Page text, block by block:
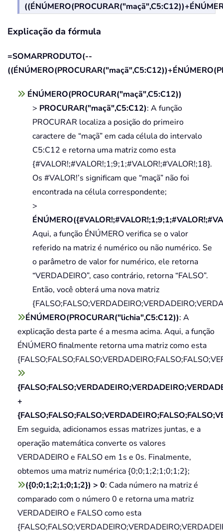
Explicação da fórmula
=SOMARPRODUTO(--
ÉNÚMERO(PROCURAR("maçã",C5:C12))
> PROCURAR("maçã",C5:C12): A função
PROCURAR localiza a posição do primeiro
caractere de “maçã” em cada célula do intervalo
C5:C12 e retorna uma matriz como esta
{#VALOR!;#VALOR!;1;9;1;#VALOR!;#VALOR!;18}.
Os #VALOR!’s significam que “maçã” não foi
encontrada na célula correspondente;
>
Aqui, a função ÉNÚMERO verifica se o valor
referido na matriz é numérico ou não numérico. Se
o parâmetro de valor for numérico, ele retorna
“VERDADEIRO”, caso contrário, retorna “FALSO”.
Então, você obterá uma nova matriz
ÉNÚMERO(PROCURAR("lichia",C5:C12)): A
explicação desta parte é a mesma acima. Aqui, a função
ÉNÚMERO finalmente retorna uma matriz como esta
+
Em seguida, adicionamos essas matrizes juntas, e a
operação matemática converte os valores
VERDADEIRO e FALSO em 1s e 0s. Finalmente,
obtemos uma matriz numérica {0;0;1;2;1;0;1;2};
({0;0;1;2;1;0;1;2}) > 0: Cada número na matriz é
comparado com o número 0 e retorna uma matriz
VERDADEIRO e FALSO como esta